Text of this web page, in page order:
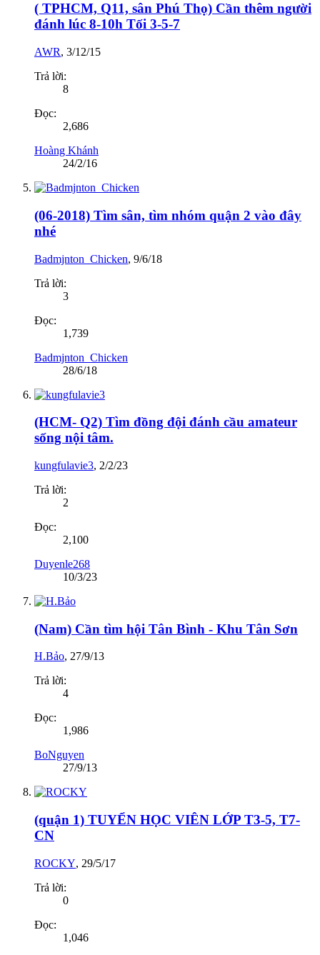
( TPHCM, Q11, sân Phú Thọ) Cần thêm người
đánh lúc 8-10h Tối 3-5-7
AWR, 3/12/15
Trả lời:
8
Đọc:
2,686
Hoàng Khánh
24/2/16
(06-2018) Tìm sân, tìm nhóm quận 2 vào đây
nhé
Badmjnton_Chicken, 9/6/18
Trả lời:
3
Đọc:
1,739
Badmjnton_Chicken
28/6/18
(HCM- Q2) Tìm đồng đội đánh cầu amateur
sống nội tâm.
kungfulavie3, 2/2/23
Trả lời:
2
Đọc:
2,100
Duyenle268
10/3/23
(Nam) Cần tìm hội Tân Bình - Khu Tân Sơn
H.Bảo, 27/9/13
Trả lời:
4
Đọc:
1,986
BoNguyen
27/9/13
(quận 1) TUYỂN HỌC VIÊN LỚP T3-5, T7-
CN
ROCKY, 29/5/17
Trả lời:
0
Đọc:
1,046